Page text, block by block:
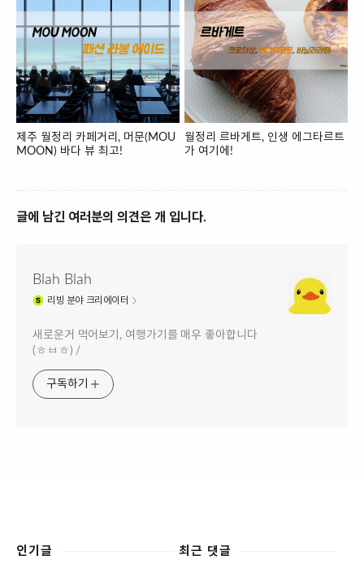
제주 월정리 카페거리, 머문(MOU
MOON) 바다 뷰 최고!
월정리 르바게트, 인생 에그타르트
가 여기에!
글에 남긴 여러분의 의견은 개 입니다.
Blah Blah
리빙 분야 크리에이터
새로운거 먹어보기, 여행가기를 매우 좋아합니다
(ㅎㅂㅎ) /
구독하기
인기글 최근 댓글